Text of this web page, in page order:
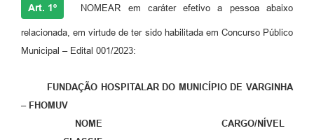
Art. 1º NOMEAR em caráter efetivo a pessoa abaixo
relacionada, em virtude de ter sido habilitada em Concurso Público
Municipal – Edital 001/2023:
FUNDAÇÃO HOSPITALAR DO MUNICÍPIO DE VARGINHA
– FHOMUV
NOME CARGO/NÍVEL